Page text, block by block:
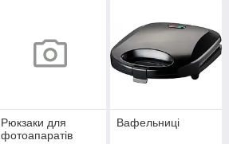
Рюкзаки для
фотоапаратів
Вафельниці